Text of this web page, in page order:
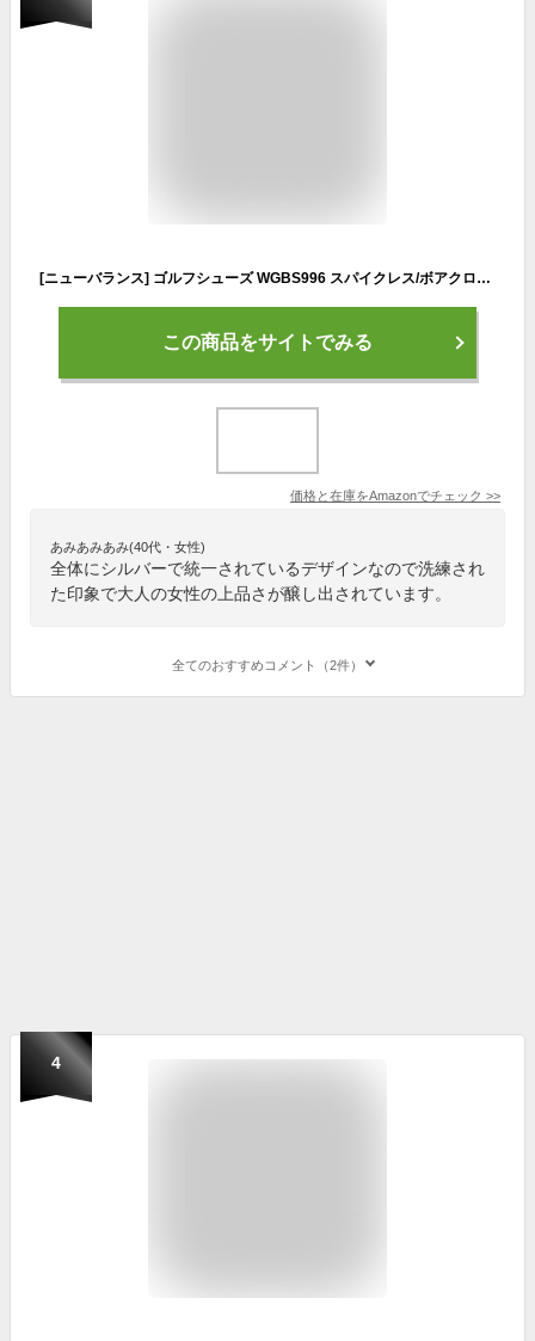
[ニューバランス] ゴルフシューズ WGBS996 スパイクレス/ボアクロージャー レディース SILVER(Z) 24.0 cm D
この商品をサイトでみる
価格と在庫をAmazonでチェック >>
あみあみあみ(40代・女性)
全体にシルバーで統一されているデザインなので洗練され
た印象で大人の女性の上品さが醸し出されています。
全てのおすすめコメント（2件）
4